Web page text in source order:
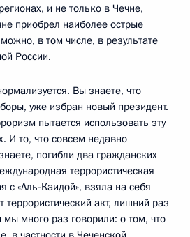
и не только в Чечне,
приобрел наиболее острые
в том числе, в результате
России.
Вы знаете, что
уже избран новый президент.
пытается использовать эту
И то, что совсем недавно
погибли два гражданских
террористическая
с «Аль-Каидой», взяла на себя
террористический акт, лишний раз
мы много раз говорили: о том, что